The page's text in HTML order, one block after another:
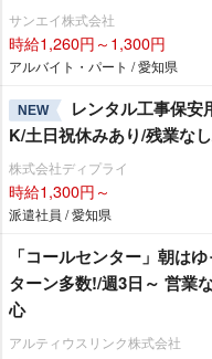
サンエイ株式会社
時給1,260円～1,300円
アルバイト・パート / 愛知県
NEW
レンタル工事保安
K/土日祝休みあり/残業な
株式会社ディプライ
時給1,300円～
派遣社員 / 愛知県
「コールセンター」朝は
ターン多数!/週3日～ 営業
心
アルティウスリンク株式会社